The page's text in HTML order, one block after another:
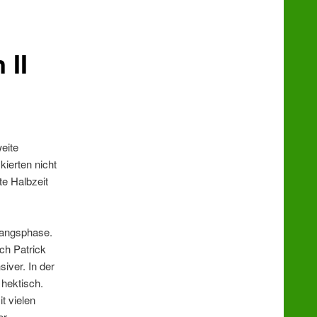
II
nicht
Halbzeit
Patrick
In der
vielen